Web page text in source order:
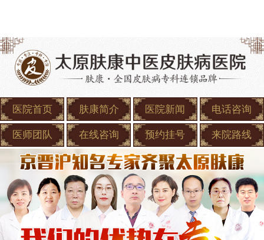
医院首页 肤康简介 医院新闻 电话咨询
医师团队 在线咨询 预约挂号 来院路线